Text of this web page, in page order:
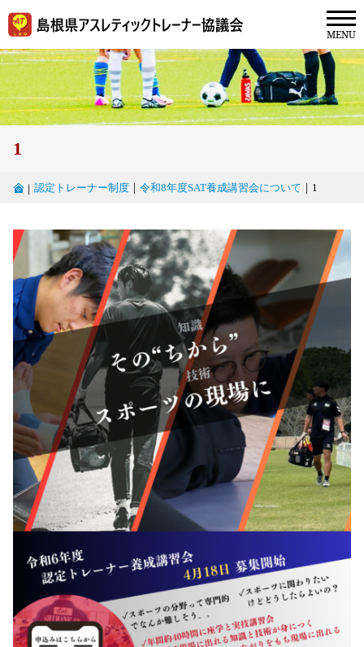
1
｜ 認定トレーナー制度 令和8年度SAT養成講習会について 1